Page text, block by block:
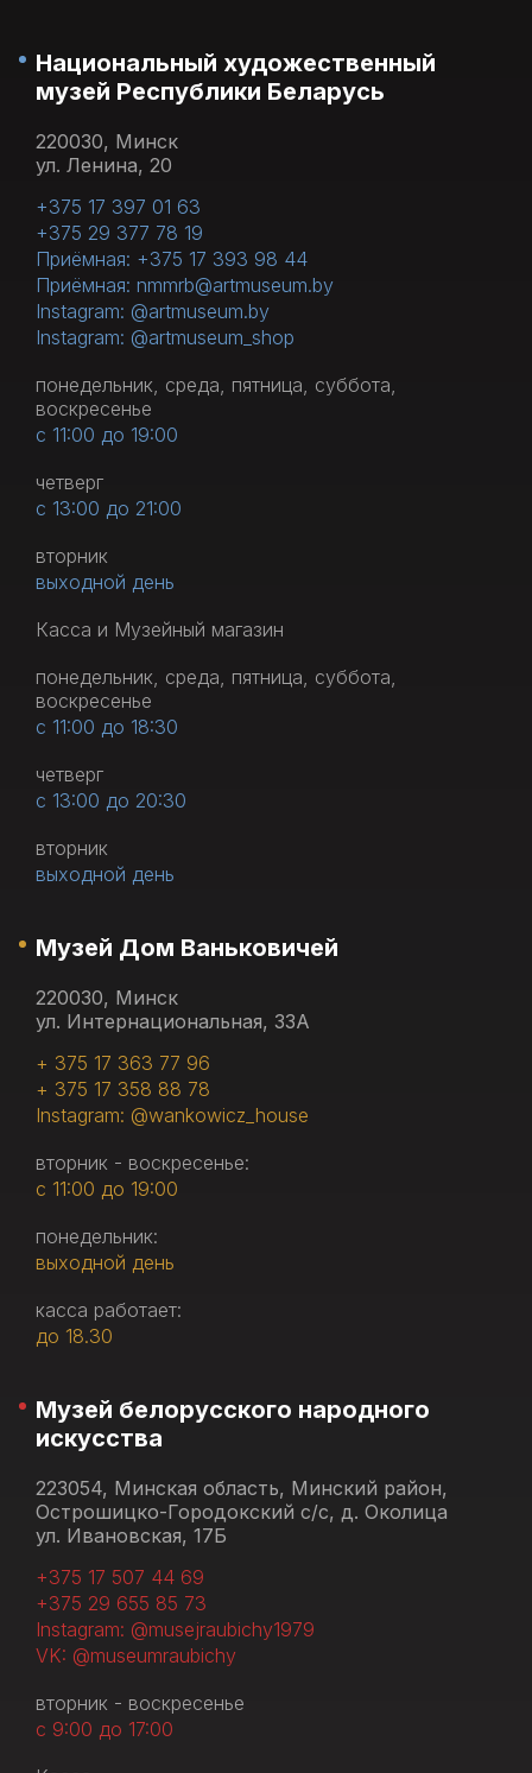
Национальный художественный
музей Республики Беларусь
220030, Минск
ул. Ленина, 20
+375 17 397 01 63
+375 29 377 78 19
Приёмная: +375 17 393 98 44
Приёмная: nmmrb@artmuseum.by
Instagram: @artmuseum.by
Instagram: @artmuseum_shop
понедельник, среда, пятница, суббота,
воскресенье
с 11:00 до 19:00
четверг
с 13:00 до 21:00
вторник
выходной день
Касса и Музейный магазин
понедельник, среда, пятница, суббота,
воскресенье
с 11:00 до 18:30
четверг
с 13:00 до 20:30
вторник
выходной день
Музей Дом Ваньковичей
220030, Минск
ул. Интернациональная, 33А
+ 375 17 363 77 96
+ 375 17 358 88 78
Instagram: @wankowicz_house
вторник - воскресенье:
с 11:00 до 19:00
понедельник:
выходной день
касса работает:
до 18.30
Музей белорусского народного
искусства
223054, Минская область, Минский район,
Острошицко-Городокский с/с, д. Околица
ул. Ивановская, 17Б
+375 17 507 44 69
+375 29 655 85 73
Instagram: @musejraubichy1979
VK: @museumraubichy
вторник - воскресенье
с 9:00 до 17:00